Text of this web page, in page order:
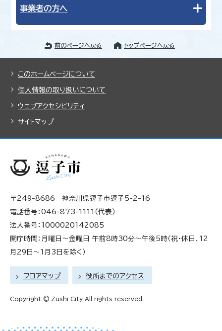
事業者の方へ
前のページへ戻る トップページへ戻る
このホームページについて
個人情報の取り扱いについて
ウェブアクセシビリティ
サイトマップ
〒249-8686 神奈川県逗子市逗子5-2-16
電話番号：046-873-1111（代表）
法人番号：1000020142085
開庁時間：月曜日～金曜日 午前8時30分～午後5時（祝・休日、12
月29日～1月3日を除く）
フロアマップ 役所までのアクセス
Copyright © Zushi City All rights reserved.